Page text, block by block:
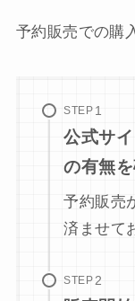
予約販売での購
STEP
公式サ
の有無
予約販売
済ませて
STEP